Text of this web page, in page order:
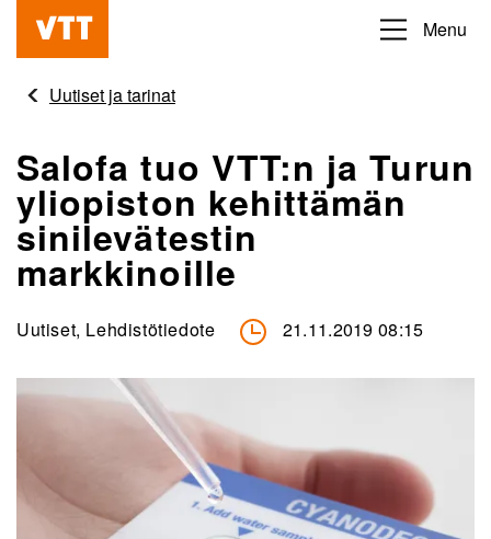
Hyppää
pääsisältöön
Beyond
obvious
Menu
Uutiset ja tarinat
Salofa tuo VTT:n ja Turun
yliopiston kehittämän
sinilevätestin
markkinoille
Uutiset, Lehdistötiedote 21.11.2019 08:15